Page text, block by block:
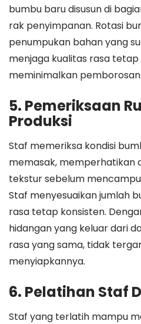
bumbu baru disusun di
rak penyimpanan. Rotasi
penumpukan bahan yang
menjaga kualitas rasa tetap
meminimalkan pemborosan.
5. Pemeriksaan
Produksi
Staf memeriksa kondisi
memasak, memperhatikan
tekstur sebelum
Staf menyesuaikan jumlah
rasa tetap konsisten.
hidangan yang keluar dari
rasa yang sama, tidak
menyiapkannya.
6. Pelatihan Staf
Staf yang terlatih mampu